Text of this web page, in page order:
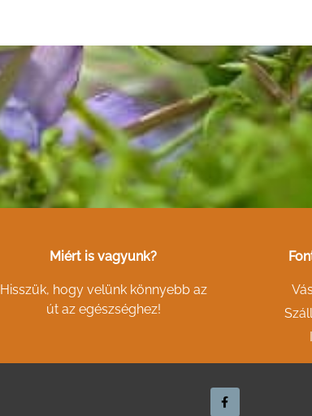
Miért is vagyunk?
Hisszük, hogy velünk könnyebb az
út az egészséghez!
a
c